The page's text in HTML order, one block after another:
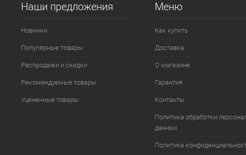
Наши предложения
Новинки
Популярные товары
Распродажи и скидки
Рекомендуемые товары
Уцененные товары
Меню
Как купить
Доставка
О магазине
Гарантия
Контакты
Политика обработки
данных
Политика